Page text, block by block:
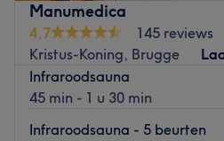
Manumedica
4,7
145 reviews
Kristus-Koning, Brugge
Infraroodsauna
45 min - 1 u 30 min
Infraroodsauna - 5 beurten